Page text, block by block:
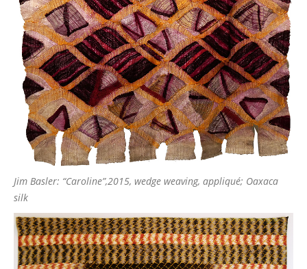
Jim Basler: “Caroline”,2015, wedge weaving, appliqué; Oaxaca
silk